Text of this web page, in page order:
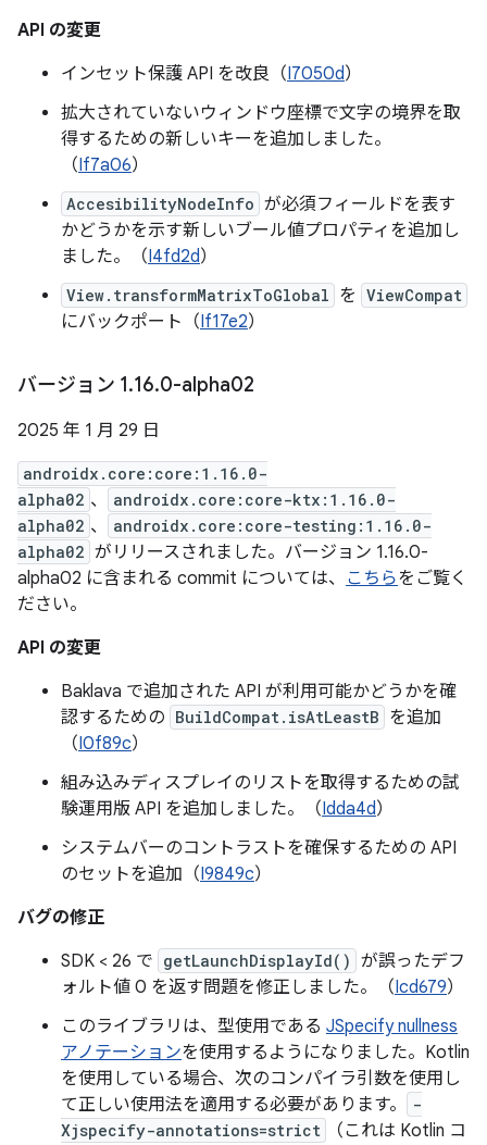
API の変更
インセット保護 API を改良（I7050d）
拡大されていないウィンドウ座標で文字の境界を取
得するための新しいキーを追加しました。
（If7a06）
AccesibilityNodeInfo が必須フィールドを表す
かどうかを示す新しいブール値プロパティを追加し
ました。（I4fd2d）
View.transformMatrixToGlobal を ViewCompat
にバックポート（If17e2）
バージョン 1.16.0-alpha02
2025 年 1 月 29 日
androidx.core:core:1.16.0-
alpha02 、
androidx.core:core-ktx:1.16.0-
alpha02 、
androidx.core:core-testing:1.16.0-
alpha02 がリリースされました。バージョン 1.16.0-
alpha02 に含まれる commit については、 こちらをご覧く
ださい。
API の変更
Baklava で追加された API が利用可能かどうかを確
認するための BuildCompat.isAtLeastB を追加
（I0f89c）
組み込みディスプレイのリストを取得するための試
験運用版 API を追加しました。（Idda4d）
システムバーのコントラストを確保するための API
のセットを追加（I9849c）
バグの修正
SDK < 26 で getLaunchDisplayId() が誤ったデフ
ォルト値 0 を返す問題を修正しました。（Icd679）
このライブラリは、型使用である JSpecify nullness
アノテーションを使用するようになりました。Kotlin
を使用している場合、次のコンパイラ引数を使用し
て正しい使用法を適用する必要があります。
-
Xjspecify-annotations=strict
（これは Kotlin コ